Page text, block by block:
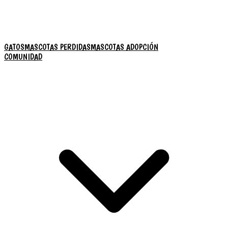
GATOSMASCOTAS PERDIDASMASCOTAS ADOPCIÓN
COMUNIDAD